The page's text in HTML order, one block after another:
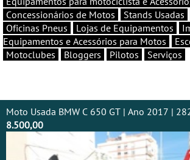
Concessionários de Motos
Stands Usadas
Oficinas Pneus
Lojas de Equipamentos
Equipamentos e Acessórios para Motos
Motoclubes
Bloggers Pilotos Serviços
Moto Usada BMW C 650 GT | Ano 2017 |
8.500,00